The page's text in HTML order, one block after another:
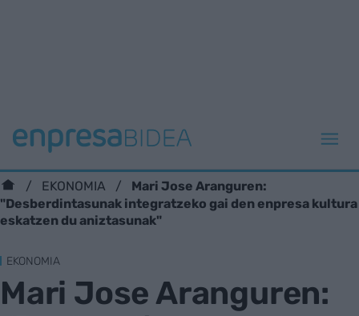
EKONOMIA
Mari Jose Aranguren:
"Desberdintasunak integratzeko gai den enpresa kultura
eskatzen du aniztasunak"
EKONOMIA
Mari Jose Aranguren: